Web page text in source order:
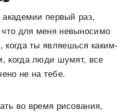
академии первый раз,
для меня невыносимо
когда ты являешься каким-
когда люди шумят, все
не на тебе.
во время рисования,